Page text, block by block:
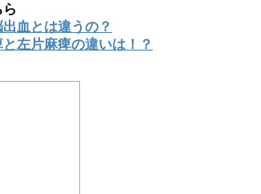
血とは違うの？
左片麻痺の違いは！？